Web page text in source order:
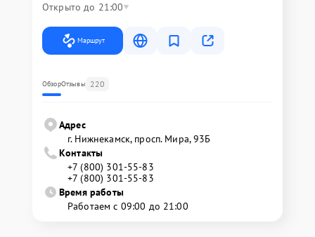
Открыто до 21:00
Маршрут
ОбзорОтзывы 220
Адрес
г. Нижнекамск, просп. Мира, 93Б
Контакты
+7 (800) 301-55-83
+7 (800) 301-55-83
Время работы
Работаем с 09:00 до 21:00